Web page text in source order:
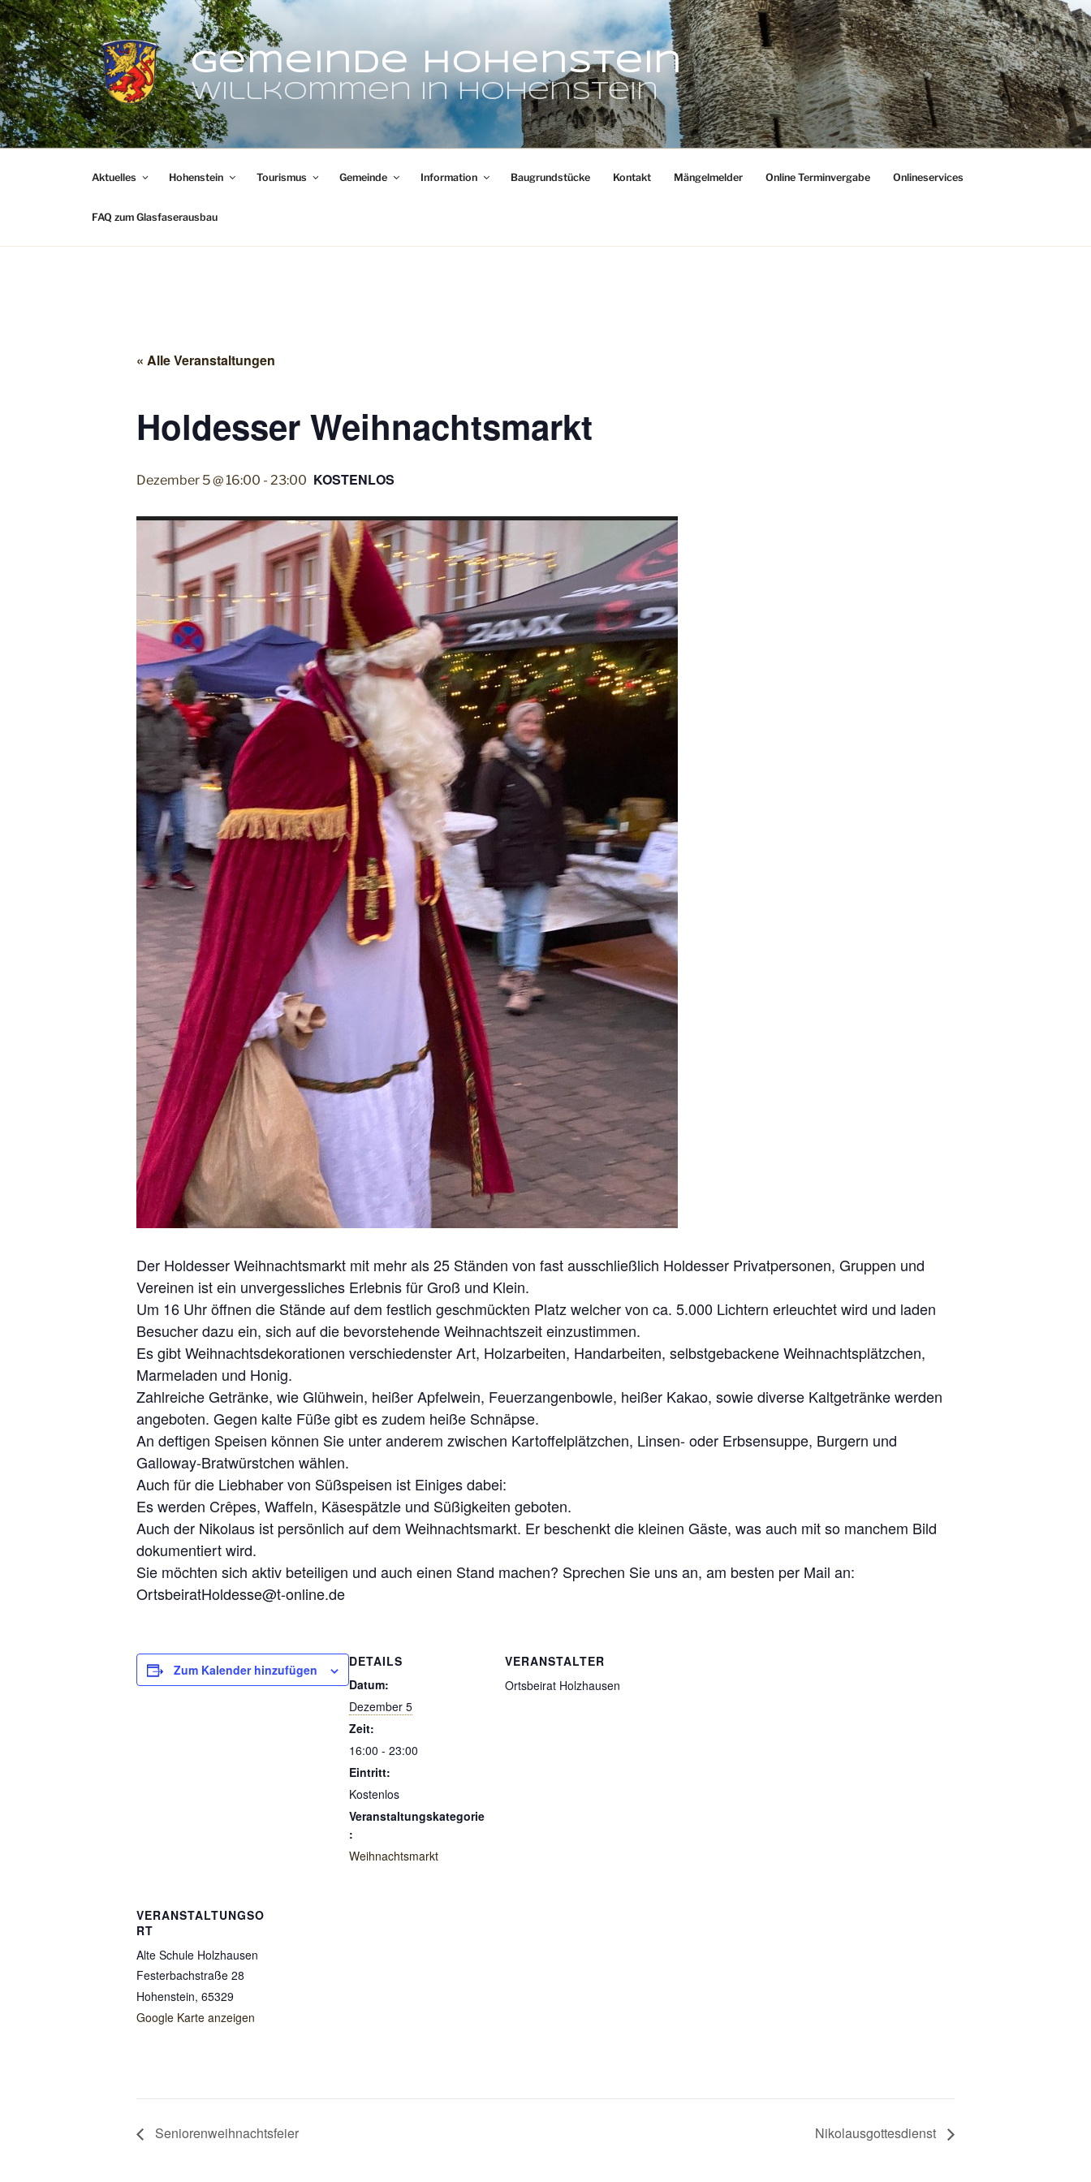
Zum
Inhalt
springen
Gemeinde Hohenstein
Willkommen in Hohenstein
Aktuelles Hohenstein Tourismus Gemeinde Information Baugrundstücke Kontakt Mängelmelder Online Terminvergabe Onlineservices
FAQ zum Glasfaserausbau
« Alle Veranstaltungen
Holdesser Weihnachtsmarkt
Dezember 5 @ 16:00 - 23:00 KOSTENLOS
Der Holdesser Weihnachtsmarkt mit mehr als 25 Ständen von fast ausschließlich Holdesser Privatpersonen, Gruppen und
Vereinen ist ein unvergessliches Erlebnis für Groß und Klein.
Um 16 Uhr öffnen die Stände auf dem festlich geschmückten Platz welcher von ca. 5.000 Lichtern erleuchtet wird und laden
Besucher dazu ein, sich auf die bevorstehende Weihnachtszeit einzustimmen.
Es gibt Weihnachtsdekorationen verschiedenster Art, Holzarbeiten, Handarbeiten, selbstgebackene Weihnachtsplätzchen,
Marmeladen und Honig.
Zahlreiche Getränke, wie Glühwein, heißer Apfelwein, Feuerzangenbowle, heißer Kakao, sowie diverse Kaltgetränke werden
angeboten. Gegen kalte Füße gibt es zudem heiße Schnäpse.
An deftigen Speisen können Sie unter anderem zwischen Kartoffelplätzchen, Linsen- oder Erbsensuppe, Burgern und
Galloway-Bratwürstchen wählen.
Auch für die Liebhaber von Süßspeisen ist Einiges dabei:
Es werden Crêpes, Waffeln, Käsespätzle und Süßigkeiten geboten.
Auch der Nikolaus ist persönlich auf dem Weihnachtsmarkt. Er beschenkt die kleinen Gäste, was auch mit so manchem Bild
dokumentiert wird.
Sie möchten sich aktiv beteiligen und auch einen Stand machen? Sprechen Sie uns an, am besten per Mail an:
OrtsbeiratHoldesse@t-online.de
Zum Kalender hinzufügen
DETAILS
Datum:
Dezember 5
Zeit:
16:00 - 23:00
Eintritt:
Kostenlos
Veranstaltungskategorie
:
Weihnachtsmarkt
VERANSTALTER
Ortsbeirat Holzhausen
VERANSTALTUNGSO
RT
Alte Schule Holzhausen
Festerbachstraße 28
Hohenstein, 65329
Google Karte anzeigen
Seniorenweihnachtsfeier Nikolausgottesdienst